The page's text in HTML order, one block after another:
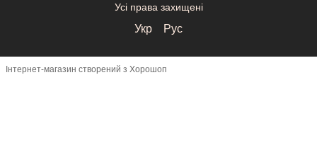
Усі права захищені
Укр Рус
Інтернет-магазин створений з Хорошоп